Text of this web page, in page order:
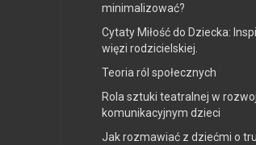
minimalizować?
Cytaty Miłość do Dziecka:
więzi rodzicielskiej.
Teoria ról społecznych
Rola sztuki teatralnej w
komunikacyjnym dzieci
Jak rozmawiać z dziećmi o